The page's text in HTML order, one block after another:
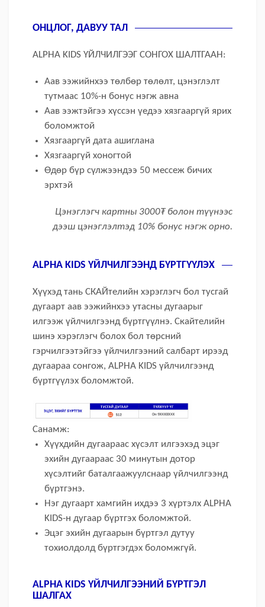
ОНЦЛОГ, ДАВУУ ТАЛ
ALPHA KIDS ҮЙЛЧИЛГЭЭГ СОНГОХ ШАЛТГААН:
Аав ээжийнхээ төлбөр төлөлт, цэнэглэлт
тутмаас 10%-н бонус нэгж авна
Аав ээжтэйгээ хүссэн үедээ хязгааргүй ярих
боломжтой
Хязгааргүй дата ашиглана
Хязгааргүй хоногтой
Өдөр бүр сүлжээндээ 50 мессеж бичих
эрхтэй
Цэнэглэгч картны 3000₮ болон түүнээс
дээш цэнэглэлтэд 10% бонус нэгж орно.
ALPHA KIDS ҮЙЛЧИЛГЭЭНД БҮРТГҮҮЛЭХ
Хүүхэд тань СКАЙтелийн хэрэглэгч бол тусгай
дугаарт аав ээжийнхээ утасны дугаарыг
илгээж үйлчилгээнд бүртгүүлнэ. Скайтелийн
шинэ хэрэглэгч болох бол төрсний
гэрчилгээтэйгээ үйлчилгээний салбарт ирээд
дугаараа сонгож, ALPHA KIDS үйлчилгээнд
бүртгүүлэх боломжтой.
Санамж:
Хүүхдийн дугаараас хүсэлт илгээхэд эцэг
эхийн дугаараас 30 минутын дотор
хүсэлтийг баталгаажуулснаар үйлчилгээнд
бүртгэнэ.
Нэг дугаарт хамгийн ихдээ 3 хүртэлх ALPHA
KIDS-н дугаар бүртгэх боломжтой.
Эцэг эхийн дугаарын бүртгэл дутуу
тохиолдолд бүртгэгдэх боломжгүй.
ALPHA KIDS ҮЙЛЧИЛГЭЭНИЙ БҮРТГЭЛ
ШАЛГАХ